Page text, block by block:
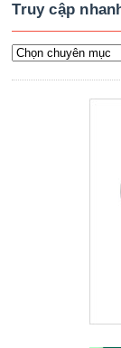
Truy cập